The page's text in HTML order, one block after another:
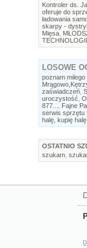
Kontroler ds.
oferuje do
ładowania
skarpy -
Mięsa
TECHNOLOGII
LOSOWE
poznam
zaświadczeń
uroczystość
877...
Fajne
serwis sprzętu
halę, kupię
OSTATNIO
szukam